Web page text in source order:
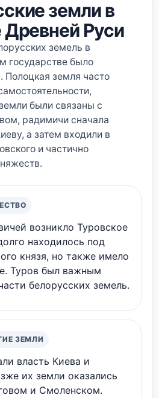
земли в
Древней Руси
земель в
государстве было
Полоцкая земля часто
были связаны с
радимичи сначала
а затем входили в
и частично
возникло Туровское
находилось под
князя, но также имело
Туров был важным
белорусских земель.
ЗЕМЛИ
власть Киева и
их земли оказались
и Смоленском.